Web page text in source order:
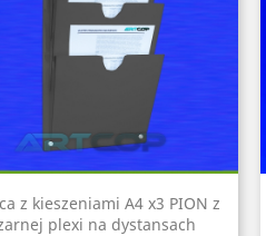
z kieszeniami A4 x3 PION z
plexi na dystansach